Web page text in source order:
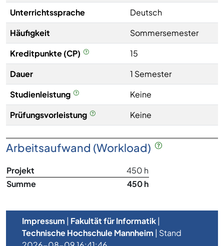
Unterrichtssprache
Deutsch
Häufigkeit
Sommersemester
Kreditpunkte (CP)
15
Dauer
1 Semester
Studienleistung
Keine
Prüfungsvorleistung
Keine
Arbeitsaufwand (Workload)
Projekt
450 h
Summe
450 h
Impressum | Fakultät für Informatik|
Technische Hochschule Mannheim | Stand